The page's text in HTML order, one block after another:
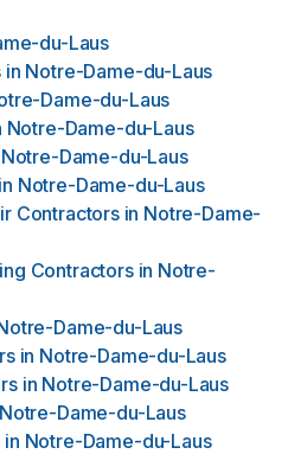
du-Laus
in Notre-Dame-du-Laus
Dame-du-Laus
Notre-Dame-du-Laus
Notre-Dame-du-Laus
in Notre-Dame-du-Laus
Contractors in Notre-Dame-
Contractors in Notre-
Dame-du-Laus
in Notre-Dame-du-Laus
in Notre-Dame-du-Laus
Notre-Dame-du-Laus
in Notre-Dame-du-Laus